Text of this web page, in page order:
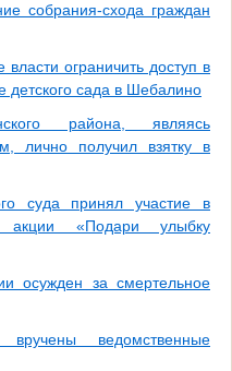
собрания-схода граждан
ограничить доступ в
детского сада в Шебалино
района, являясь
лично получил взятку в
суда принял участие в
акции «Подари улыбку
осужден за смертельное
ведомственные